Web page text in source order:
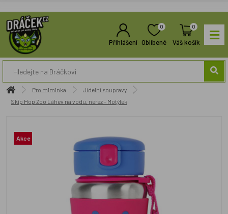
Přihlášení
0
Oblíbené
0
Váš košík
Pro miminka
Jídelní soupravy
Skip Hop Zoo Láhev na vodu, nerez - Motýlek
Akce